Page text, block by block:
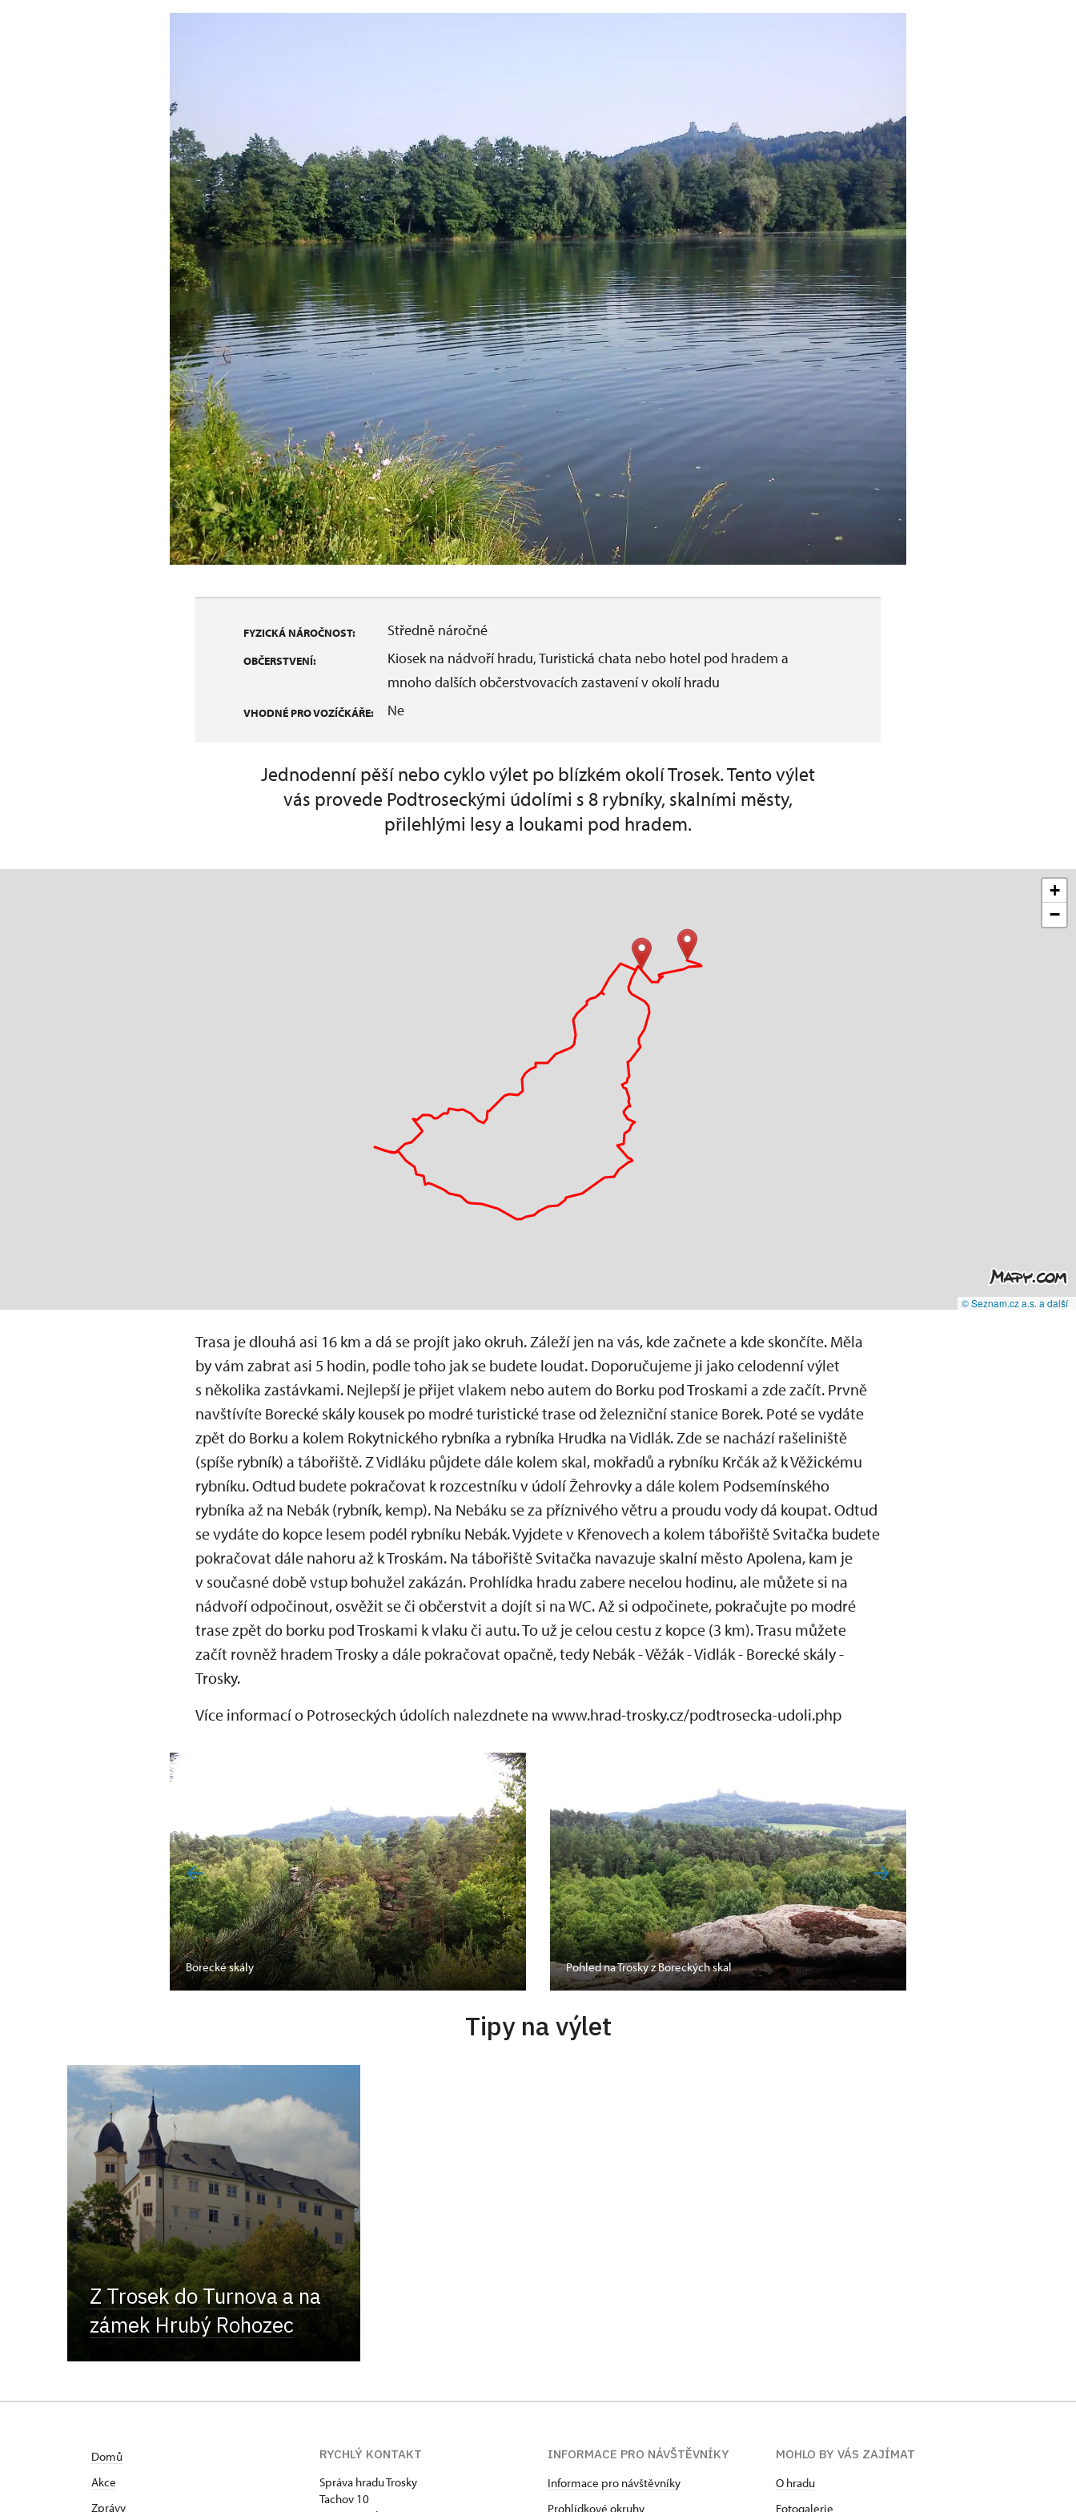
FYZICKÁ NÁROČNOST: Středně náročné
OBČERSTVENÍ:
Kiosek na nádvoří hradu, Turistická chata nebo hotel pod hradem a
mnoho dalších občerstvovacích zastavení v okolí hradu
VHODNÉ PRO VOZÍČKÁŘE: Ne
Jednodenní pěší nebo cyklo výlet po blízkém okolí Trosek. Tento výlet
vás provede Podtroseckými údolími s 8 rybníky, skalními městy,
přilehlými lesy a loukami pod hradem.
+
−
© Seznam.cz a.s. a další
Trasa je dlouhá asi 16 km a dá se projít jako okruh. Záleží jen na vás, kde začnete a kde skončíte. Měla
by vám zabrat asi 5 hodin, podle toho jak se budete loudat. Doporučujeme ji jako celodenní výlet
s několika zastávkami. Nejlepší je přijet vlakem nebo autem do Borku pod Troskami a zde začít. Prvně
navštívíte Borecké skály kousek po modré turistické trase od železniční stanice Borek. Poté se vydáte
zpět do Borku a kolem Rokytnického rybníka a rybníka Hrudka na Vidlák. Zde se nachází rašeliniště
(spíše rybník) a tábořiště. Z Vidláku půjdete dále kolem skal, mokřadů a rybníku Krčák až k Věžickému
rybníku. Odtud budete pokračovat k rozcestníku v údolí Žehrovky a dále kolem Podsemínského
rybníka až na Nebák (rybník, kemp). Na Nebáku se za příznivého větru a proudu vody dá koupat. Odtud
se vydáte do kopce lesem podél rybníku Nebák. Vyjdete v Křenovech a kolem tábořiště Svitačka budete
pokračovat dále nahoru až k Troskám. Na tábořiště Svitačka navazuje skalní město Apolena, kam je
v současné době vstup bohužel zakázán. Prohlídka hradu zabere necelou hodinu, ale můžete si na
nádvoří odpočinout, osvěžit se či občerstvit a dojít si na WC. Až si odpočinete, pokračujte po modré
trase zpět do borku pod Troskami k vlaku či autu. To už je celou cestu z kopce (3 km). Trasu můžete
začít rovněž hradem Trosky a dále pokračovat opačně, tedy Nebák - Věžák - Vidlák - Borecké skály -
Trosky.
Více informací o Potroseckých údolích nalezdnete na www.hrad-trosky.cz/podtrosecka-udoli.php
Borecké skály Pohled na Trosky z Boreckých skal
Tipy na výlet
Z Trosek do Turnova a na
zámek Hrubý Rohozec
Domů
Akce
Zprávy
RYCHLÝ KONTAKT
Správa hradu Trosky
Tachov 10
INFORMACE PRO NÁVŠTĚVNÍKY
Informace pro návštěvníky
Prohlídkové okruhy
MOHLO BY VÁS ZAJÍMAT
O hradu
Fotogalerie